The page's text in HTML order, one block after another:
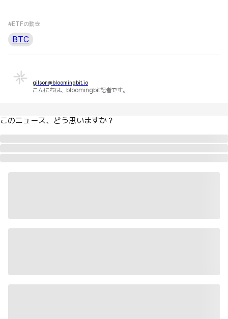
#ETFの動き
BTC
gilson@bloomingbit.io
こんにちは、bloomingbit記者です。
このニュース、どう思いますか？